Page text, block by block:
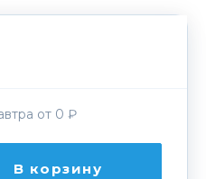
от 0 ₽
В корзину